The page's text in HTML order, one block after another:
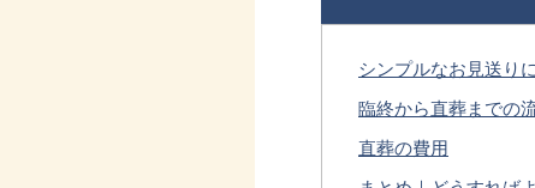
シンプルなお見送り
臨終から直葬までの
直葬の費用